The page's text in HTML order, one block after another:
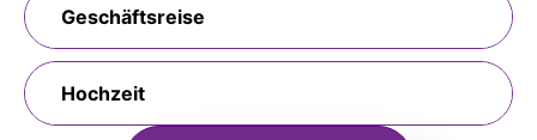
Geschäftsreise
Hochzeit